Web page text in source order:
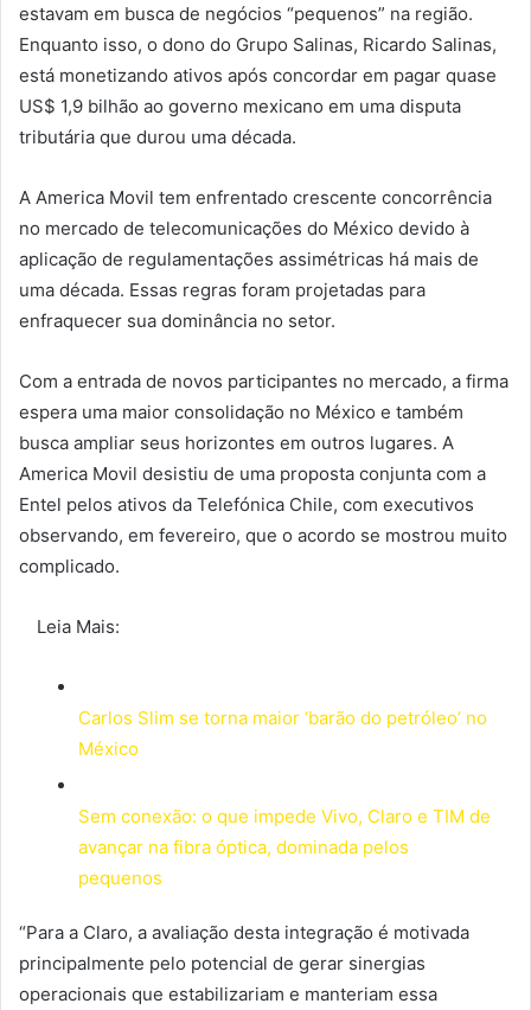
estavam em busca de negócios “pequenos” na região.
Enquanto isso, o dono do Grupo Salinas, Ricardo Salinas,
está monetizando ativos após concordar em pagar quase
US$ 1,9 bilhão ao governo mexicano em uma disputa
tributária que durou uma década.
A America Movil tem enfrentado crescente concorrência
no mercado de telecomunicações do México devido à
aplicação de regulamentações assimétricas há mais de
uma década. Essas regras foram projetadas para
enfraquecer sua dominância no setor.
Com a entrada de novos participantes no mercado, a firma
espera uma maior consolidação no México e também
busca ampliar seus horizontes em outros lugares. A
America Movil desistiu de uma proposta conjunta com a
Entel pelos ativos da Telefónica Chile, com executivos
observando, em fevereiro, que o acordo se mostrou muito
complicado.
Leia Mais:
Carlos Slim se torna maior ‘barão do petróleo’ no
México
Sem conexão: o que impede Vivo, Claro e TIM de
avançar na fibra óptica, dominada pelos
pequenos
“Para a Claro, a avaliação desta integração é motivada
principalmente pelo potencial de gerar sinergias
operacionais que estabilizariam e manteriam essa